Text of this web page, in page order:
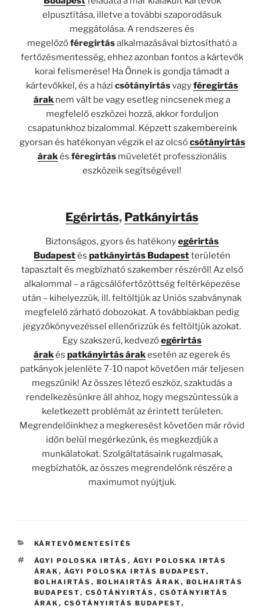
elpusztítása, illetve a további szaporodásuk
meggátolása. A rendszeres és
megelőzőféregirtásalkalmazásával biztosítható a
fertőzésmentesség, ehhez azonban fontos a kártevők
korai felismerése! Ha Önnek is gondja támadt a
kártevőkkel, és a házi csótányirtásvagyféregirtás
árak nem vált be vagy esetleg nincsenek meg a
megfelelő eszközei hozzá, akkor forduljon
csapatunkhoz bizalommal. Képzett szakembereink
gyorsan és hatékonyan végzik el az olcsócsótányirtás
árakés féregirtásműveletét professzionális
eszközeik segítségével!
Egérirtás, Patkányirtás
Biztonságos, gyors és hatékonyegérirtás
Budapestés patkányirtás Budapestterületén
tapasztalt és megbízható szakember részéről! Az első
alkalommal – a rágcsálófertőzöttség feltérképezése
után – kihelyezzük, ill. feltöltjük az Uniós szabványnak
megfelelő zárható dobozokat. A továbbiakban pedig
jegyzőkönyvezéssel ellenőrizzük és feltöltjük azokat.
Egy szakszerű, kedvezőegérirtás
árakés patkányirtás árakesetén az egerek és
patkányok jelenléte 7-10 napot követően már teljesen
megszűnik! Az összes létező eszköz, szaktudás a
rendelkezésünkre áll ahhoz, hogy megszüntessük a
keletkezett problémát az érintett területen.
Megrendelőinkhez a megkeresést követően már rövid
időn belül megérkezünk, és megkezdjük a
munkálatokat. Szolgáltatásaink rugalmasak,
megbízhatók, az összes megrendelőnk részére a
maximumot nyújtjuk.
KATEGÓRIÁK
KÁRTEVŐMENTESÍTÉS
CÍMKÉK
ÁGYI POLOSKA IRTÁS , ÁGYI POLOSKA IRTÁS
ÁRAK , ÁGYI POLOSKA IRTÁS BUDAPEST,
BOLHAIRTÁS , BOLHAIRTÁS ÁRAK , BOLHAIRTÁS
BUDAPEST, CSÓTÁNYIRTÁS , CSÓTÁNYIRTÁS
ÁRAK , CSÓTÁNYIRTÁS BUDAPEST,